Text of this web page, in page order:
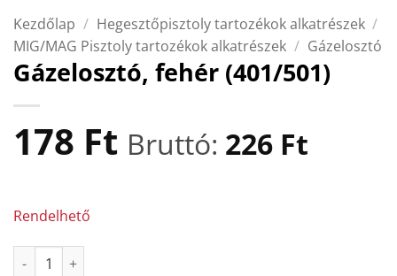
Kezdőlap / Hegesztőpisztoly tartozékok alkatrészek /
MIG/MAG Pisztoly tartozékok alkatrészek / Gázelosztó
Gázelosztó, fehér (401/501)
178 Ft Bruttó: 226 Ft
Rendelhető
Gázelosztó, fehér (401/501) mennyiség